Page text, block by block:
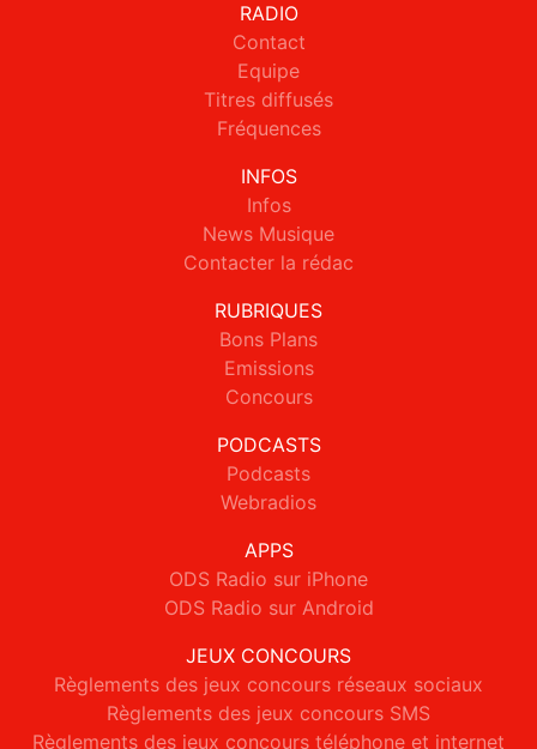
RADIO
Contact
Equipe
Titres diffusés
Fréquences
INFOS
Infos
News Musique
Contacter la rédac
RUBRIQUES
Bons Plans
Emissions
Concours
PODCASTS
Podcasts
Webradios
APPS
ODS Radio sur iPhone
ODS Radio sur Android
JEUX CONCOURS
Règlements des jeux concours réseaux sociaux
Règlements des jeux concours SMS
Règlements des jeux concours téléphone et internet